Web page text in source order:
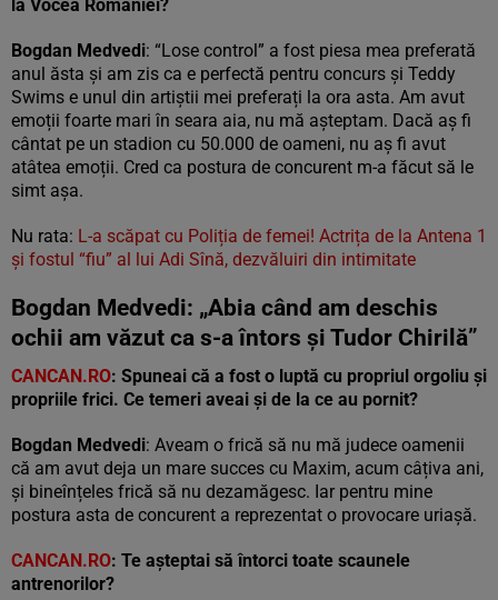
la Vocea României?
Bogdan Medvedi: “Lose control” a fost piesa mea preferată
anul ăsta și am zis ca e perfectă pentru concurs și Teddy
Swims e unul din artiștii mei preferați la ora asta. Am avut
emoții foarte mari în seara aia, nu mă așteptam. Dacă aș fi
cântat pe un stadion cu 50.000 de oameni, nu aș fi avut
atâtea emoții. Cred ca postura de concurent m-a făcut să le
simt așa.
Nu rata: L-a scăpat cu Poliția de femei! Actrița de la Antena 1
și fostul “fiu” al lui Adi Sînă, dezvăluiri din intimitate
Bogdan Medvedi: „Abia când am deschis
ochii am văzut ca s-a întors și Tudor Chirilă”
CANCAN.RO: Spuneai că a fost o luptă cu propriul orgoliu și
propriile frici. Ce temeri aveai și de la ce au pornit?
Bogdan Medvedi: Aveam o frică să nu mă judece oamenii
că am avut deja un mare succes cu Maxim, acum câțiva ani,
și bineînțeles frică să nu dezamăgesc. Iar pentru mine
postura asta de concurent a reprezentat o provocare uriașă.
CANCAN.RO: Te așteptai să întorci toate scaunele
antrenorilor?